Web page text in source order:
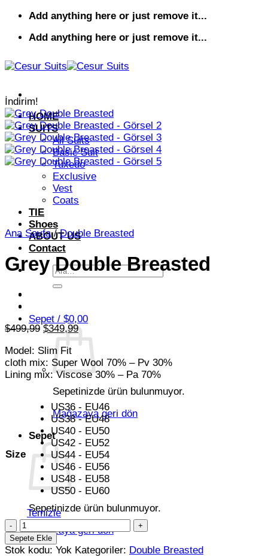
İçeriğeAdd anything here or just remove it...
Add anything here or just remove it...
HOME
SUITS
All Suits
Basic Suit
Tuxedo
Exclusive
Vest
Coats
TIE
Shoes
ABOUT US
Contact
Ara:
Sepet / $0,00
Sepetinizde ürün bulunmuyor.
Mağazaya geri dön
Sepet
Sepetinizde ürün bulunmuyor.
Mağazaya geri dön
İndirim!
Ana Sayfa / Double Breasted
Grey Double Breasted
$499,99 Orijinal
fiyat:
$499,99.
$349,99Şu
andaki
fiyat:
$349,99.
Model: Slim Fit
cloth mix: Super Wool 70% – Pv 30%
Lining mix: Viscose 30% – Pa 70%
Size
US36 - EU46
US38 - EU48
US40 - EU50
US42 - EU52
US44 - EU54
US46 - EU56
US48 - EU58
US50 - EU60
Temizle
Grey
Double
Breasted
Sepete Ekle
Stok kodu: Yok Kategoriler: Double Breasted